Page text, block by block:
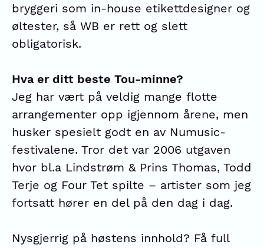
bryggeri som in-house etikettdesigner og
øltester, så WB er rett og slett
obligatorisk.
Hva er ditt beste Tou-minne?
Jeg har vært på veldig mange flotte
arrangementer opp igjennom årene, men
husker spesielt godt en av Numusic-
festivalene. Tror det var 2006 utgaven
hvor bl.a Lindstrøm & Prins Thomas, Todd
Terje og Four Tet spilte – artister som jeg
fortsatt hører en del på den dag i dag.
Nysgjerrig på høstens innhold? Få full